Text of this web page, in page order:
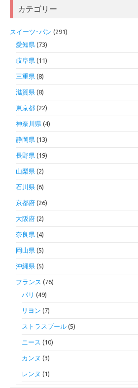
カテゴリー
スイーツ･パン (291)
愛知県 (73)
岐阜県 (11)
三重県 (8)
滋賀県 (8)
東京都 (22)
神奈川県 (4)
静岡県 (13)
長野県 (19)
山梨県 (2)
石川県 (6)
京都府 (26)
大阪府 (2)
奈良県 (4)
岡山県 (5)
沖縄県 (5)
フランス (76)
パリ (49)
リヨン (7)
ストラスブール (5)
ニース (10)
カンヌ (3)
レンヌ (1)